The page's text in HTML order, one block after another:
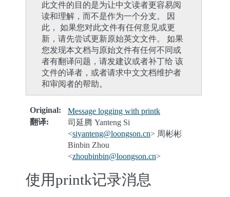
此文件的目的是为让中文读者更容易阅
读和理解，而不是作为一个分支。 因
此， 如果您对此文件有任何意见或更
新，请先尝试更新原始英文文件。 如果
您发现本文档与原始文件有任何不同或
者有翻译问题，请发建议或者补丁给 该
文件的译者，或者请求中文文档维护者
和审阅者的帮助。
Original:
Message logging with printk
翻译:
司延腾 Yanteng Si
<siyanteng@loongson.cn> 周彬彬
Binbin Zhou
<zhoubinbin@loongson.cn>
使用printk记录消息